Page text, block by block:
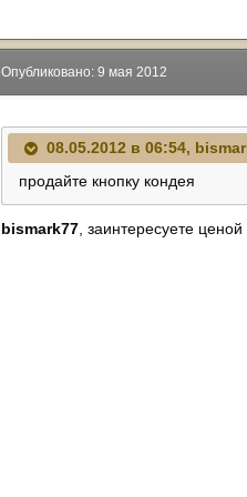
Опубликовано: 9 мая 2012
08.05.2012 в 06:54,
продайте кнопку кондея
bismark77, заинтересуете